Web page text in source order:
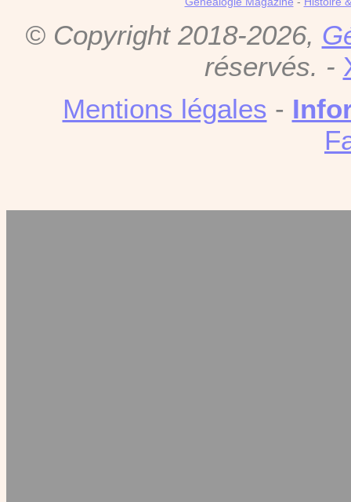
© Copyright 2018-2026,
réservés. -
Mentions légales -